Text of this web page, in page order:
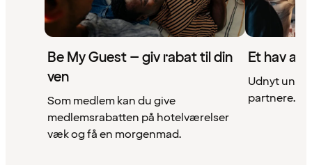
Be My Guest – giv rabat til din
ven
Som medlem kan du give
medlemsrabatten på hotelværelser
væk og få en morgenmad.
Et hav af
Udnyt
partnere.